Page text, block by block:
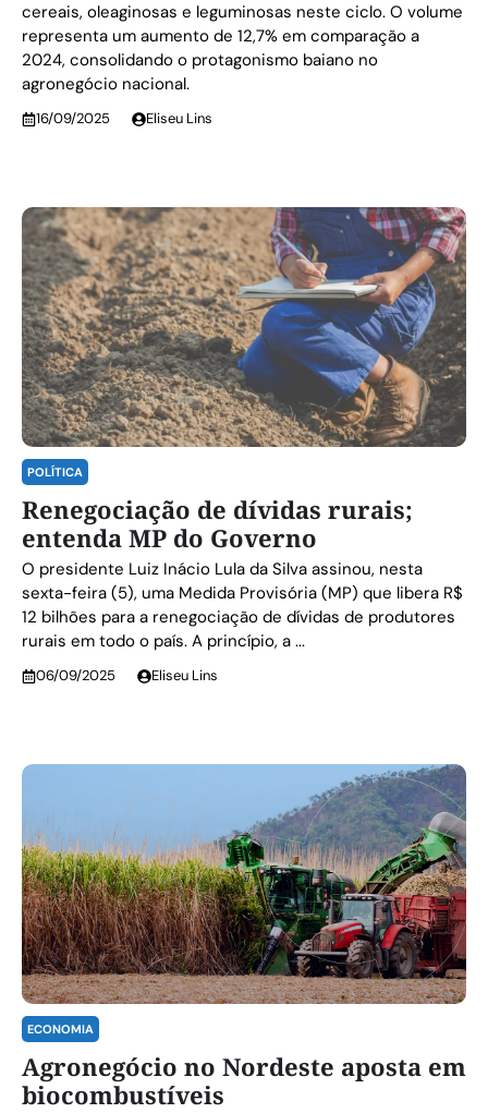
cereais, oleaginosas e leguminosas neste ciclo. O volume
representa um aumento de 12,7% em comparação a
2024, consolidando o protagonismo baiano no
agronegócio nacional.
16/09/2025 Eliseu Lins
POLÍTICA
Renegociação de dívidas rurais;
entenda MP do Governo
O presidente Luiz Inácio Lula da Silva assinou, nesta
sexta-feira (5), uma Medida Provisória (MP) que libera R$
12 bilhões para a renegociação de dívidas de produtores
rurais em todo o país. A princípio, a ...
06/09/2025 Eliseu Lins
ECONOMIA
Agronegócio no Nordeste aposta em
biocombustíveis